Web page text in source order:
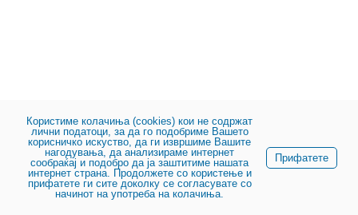
Користиме колачиња (cookies) кои не содржат
лични податоци, за да го подобриме Вашето
корисничко искуство, да ги извршиме Вашите
нагодувања, да анализираме интернет
сообраќај и подобро да ја заштитиме нашата
интернет страна. Продолжете со користење и
прифатете ги сите доколку се согласувате со
начинот на употреба на колачиња.
Прифатете